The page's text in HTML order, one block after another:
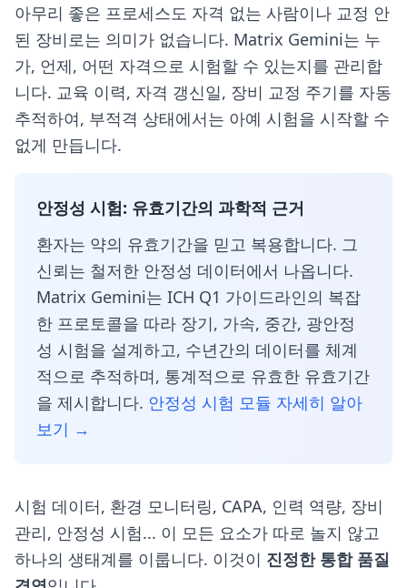
아무리 좋은 프로세스도 자격 없는 사람이나 교정 안
된 장비로는 의미가 없습니다. Matrix Gemini는 누
가, 언제, 어떤 자격으로 시험할 수 있는지를 관리합
니다. 교육 이력, 자격 갱신일, 장비 교정 주기를 자동
추적하여, 부적격 상태에서는 아예 시험을 시작할 수
없게 만듭니다.
안정성 시험: 유효기간의 과학적 근거
환자는 약의 유효기간을 믿고 복용합니다. 그
신뢰는 철저한 안정성 데이터에서 나옵니다.
Matrix Gemini는 ICH Q1 가이드라인의 복잡
한 프로토콜을 따라 장기, 가속, 중간, 광안정
성 시험을 설계하고, 수년간의 데이터를 체계
적으로 추적하며, 통계적으로 유효한 유효기간
을 제시합니다. 안정성 시험 모듈 자세히 알아
보기 →
시험 데이터, 환경 모니터링, CAPA, 인력 역량, 장비
관리, 안정성 시험... 이 모든 요소가 따로 놀지 않고
하나의 생태계를 이룹니다. 이것이 진정한 통합 품질